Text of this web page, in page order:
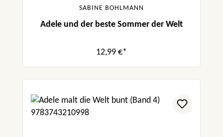
SABINE BOHLMANN
Adele und der beste Sommer der Welt
12,99 €*